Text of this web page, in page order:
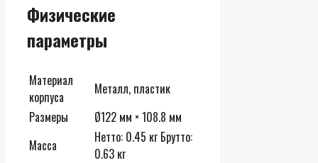
Физические
параметры
Материал
корпуса
Металл, пластик
Размеры
Ø122 мм × 108.8 мм
Масса
Нетто: 0.45 кг Брутто:
0.63 кг